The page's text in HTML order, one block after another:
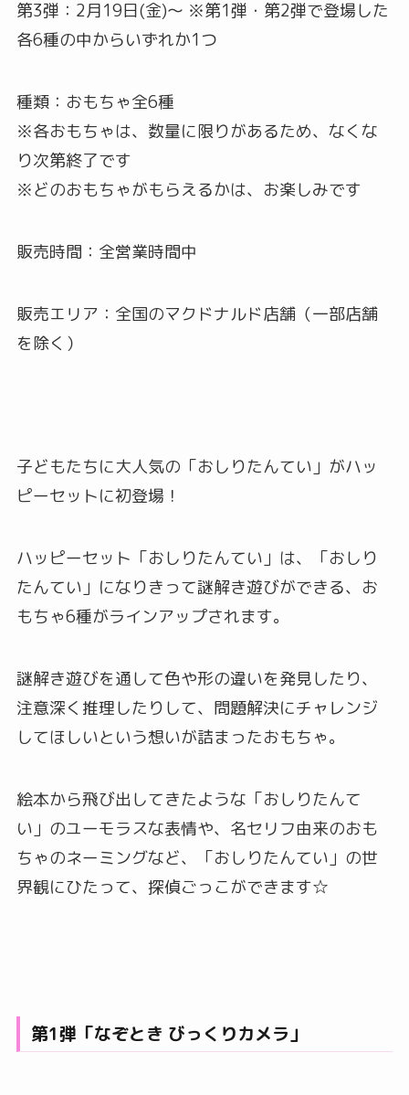
第3弾：2月19日(金)～ ※第1弾・第2弾で登場した
各6種の中からいずれか1つ
種類：おもちゃ全6種
※各おもちゃは、数量に限りがあるため、なくな
り次第終了です
※どのおもちゃがもらえるかは、お楽しみです
販売時間：全営業時間中
販売エリア：全国のマクドナルド店舗（一部店舗
を除く）
子どもたちに大人気の「おしりたんてい」がハッ
ピーセットに初登場！
ハッピーセット「おしりたんてい」は、「おしり
たんてい」になりきって謎解き遊びができる、お
もちゃ6種がラインアップされます。
謎解き遊びを通して色や形の違いを発見したり、
注意深く推理したりして、問題解決にチャレンジ
してほしいという想いが詰まったおもちゃ。
絵本から飛び出してきたような「おしりたんて
い」のユーモラスな表情や、名セリフ由来のおも
ちゃのネーミングなど、「おしりたんてい」の世
界観にひたって、探偵ごっこができます☆
第1弾「なぞとき びっくりカメラ」